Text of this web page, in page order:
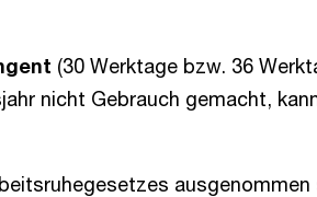
(30 Werktage bzw. 36
nicht Gebrauch gemacht,
ausgenommen